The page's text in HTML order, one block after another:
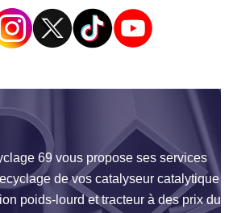
69 vous propose ses services
de vos catalyseur catalytique
poids-lourd et tracteur à des prix du